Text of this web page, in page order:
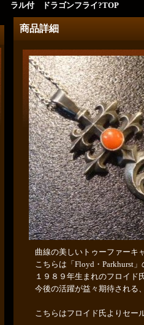
ラル付 ドラゴンフライ?TOP
商品詳細
曲線の美しいトゥーファーキ
こちらは「Floyd・Parkhurst
１９８９年生まれのフロイド
今後の活躍が益々期待される
こちらはフロイド氏よりセー